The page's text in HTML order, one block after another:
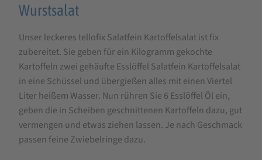
Wurstsalat
Unser leckeres tellofix Salatfein Kartoffelsalat ist fix
zubereitet. Sie geben für ein Kilogramm gekochte
Kartoffeln zwei gehäufte Esslöffel Salatfein Kartoffelsalat
in eine Schüssel und übergießen alles mit einen Viertel
Liter heißem Wasser. Nun rühren Sie 6 Esslöffel Öl ein,
geben die in Scheiben geschnittenen Kartoffeln dazu, gut
vermengen und etwas ziehen lassen. Je nach Geschmack
passen feine Zwiebelringe dazu.